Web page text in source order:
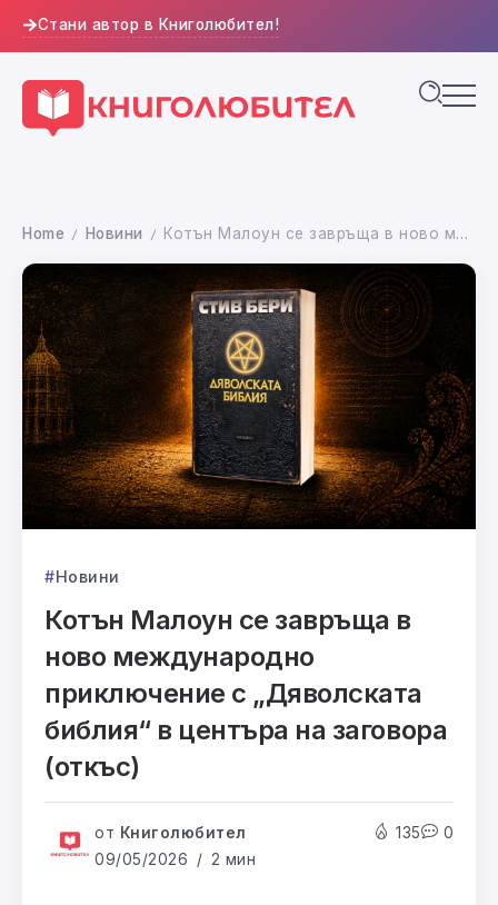
Стани автор в Книголюбител!
Home / Новини / Котън Малоун се завръща в ново международно приключение с „Дяволската библия“ в центъра на заговора (откъс)
Новини
Котън Малоун се завръща в
ново международно
приключение с „Дяволската
библия“ в центъра на заговора
(откъс)
от Книголюбител
09/05/2026
2 мин
135 0